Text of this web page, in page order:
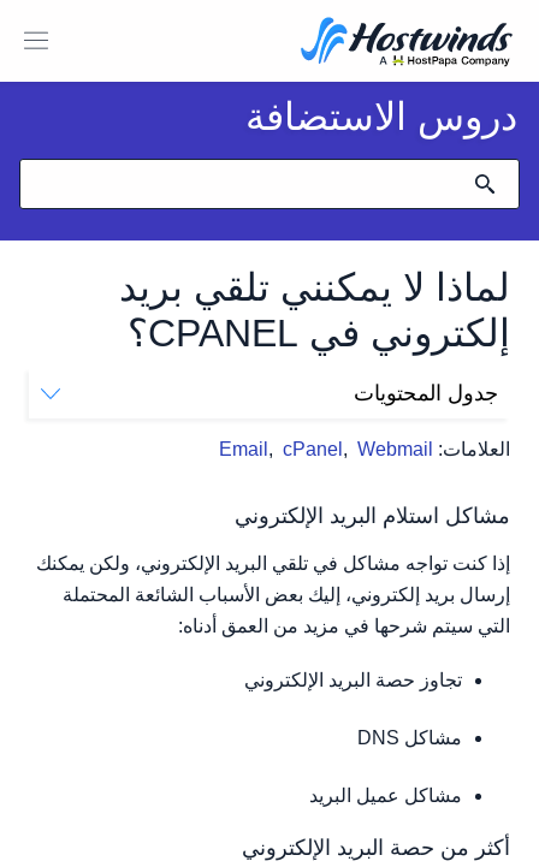
دروس الاستضافة
لماذا لا يمكنني تلقي بريد
إلكتروني في CPANEL؟
العلامات: Email , cPanel , Webmail
جدول المحتويات
أكثر من حصة البريد الإلكتروني
مشاكل عميل البريد
أسباب بديلة
الدروس ذات الصلة
مشاكل استلام البريد الإلكتروني
إذا كنت تواجه مشاكل في تلقي البريد الإلكتروني، ولكن يمكنك
إرسال بريد إلكتروني، إليك بعض الأسباب الشائعة المحتملة
التي سيتم شرحها في مزيد من العمق أدناه:
تجاوز حصة البريد الإلكتروني
مشاكل DNS
مشاكل عميل البريد
أكثر من حصة البريد الإلكتروني